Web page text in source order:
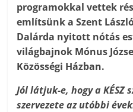
programokkal vettek
említsünk a Szent
Dalárda nyitott nótás
világbajnok Mónus
Közösségi Házban.
Jól látjuk-e, hogy a KÉSZ
szervezete az utóbbi